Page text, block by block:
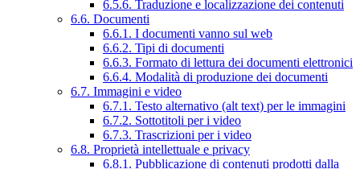
6.5.6. Traduzione e localizzazione dei contenuti
6.6. Documenti
6.6.1. I documenti vanno sul web
6.6.2. Tipi di documenti
6.6.3. Formato di lettura dei documenti elettronici
6.6.4. Modalità di produzione dei documenti
6.7. Immagini e video
6.7.1. Testo alternativo (alt text) per le immagini
6.7.2. Sottotitoli per i video
6.7.3. Trascrizioni per i video
6.8. Proprietà intellettuale e privacy
6.8.1. Pubblicazione di contenuti prodotti dalla